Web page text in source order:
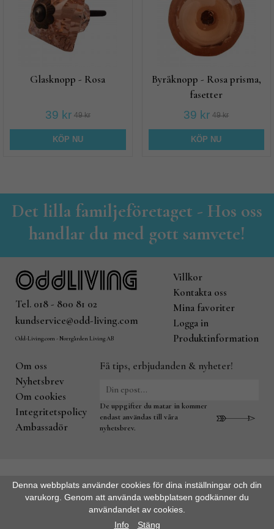
Glasknopp - Rosa
39 kr 49 kr
KÖP NU
Byråknopp - Rosa prisma,
fasetter
39 kr 49 kr
KÖP NU
Det lilla familjeföretaget - Hos oss
handlar du med gott samvete!
Tel. 018 - 800 81 02
kundservice@odd-living.com
Odd-Living.com - Norrgården Living AB
Villkor
Kontakta oss
Mina favoriter
Logga in
Produktinformation
Om oss
Nyhetsbrev
Om cookies
Integritetspolicy
Ambassadör
Få tips, erbjudanden & nyheter!
De uppgifter du matar in kommer
endast användas till våra
nyhetsbrev.
Denna webbplats använder cookies för dina inställningar och din
varukorg. Genom att använda webbplatsen godkänner du
användandet av cookies.
Info
Stäng